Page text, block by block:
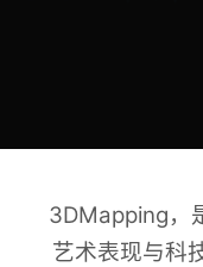
3DMapping，
艺术表现与科